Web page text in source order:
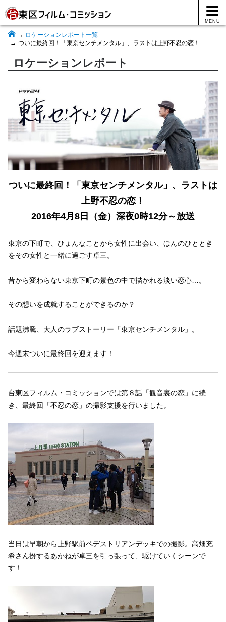
MENU
ロケーションレポート一覧
ついに最終回！「東京センチメンタル」、ラストは上野不忍の恋！
ロケーションレポート
ついに最終回！「東京センチメンタル」、ラストは
上野不忍の恋！
2016年4月8日（金）深夜0時12分～放送
東京の下町で、ひょんなことから女性に出会い、ほんのひととき
をその女性と一緒に過ごす卓三。
昔から変わらない東京下町の景色の中で描かれる淡い恋心…。
その想いを成就することができるのか？
話題沸騰、大人のラブストーリー「東京センチメンタル」。
今週末ついに最終回を迎えます！
台東区フィルム・コミッションでは第８話「観音裏の恋」に続
き、最終回「不忍の恋」の撮影支援を行いました。
当日は早朝から上野駅前ペデストリアンデッキでの撮影。高畑充
希さん扮するあかねが卓三を引っ張って、駆けていくシーンで
す！